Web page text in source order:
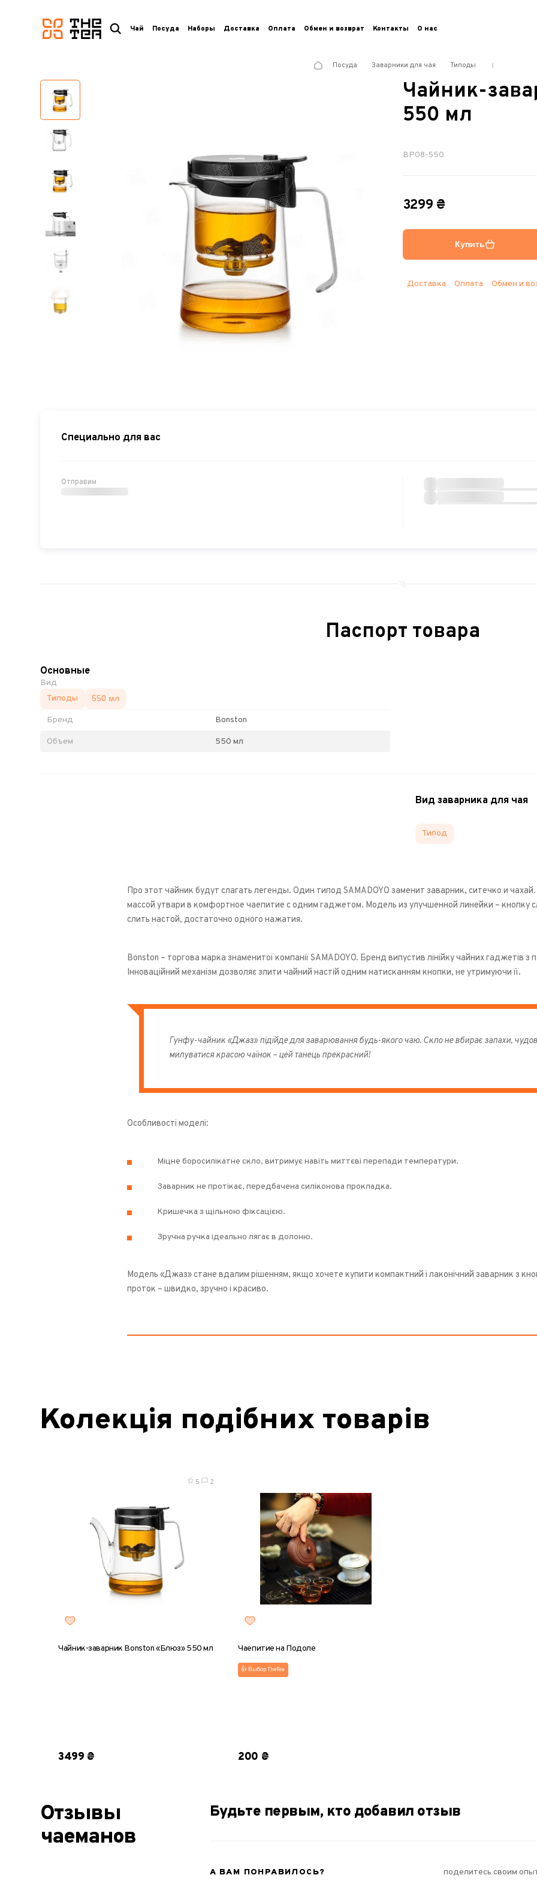
логотип
Чай Посуда Наборы Доставка Оплата Обмен и возврат Контакты О нас
Посуда Заварники для чая Типоды
Чайник-
550 мл
BP08-550
3299 ₴
Купить
Доставка Оплата Обмен и
Специально для вас
Отправим
Паспорт товара
Основные
Вид
Типоды
550 мл
Бренд Bonston
Объем 550 мл
Вид заварника для чая
Типод
Про этот чайник будут слагать легенды. Один типод SAMADOYO заменит заварник, ситечко и
массой утвари в комфортное чаепитие с одним гаджетом. Модель из улучшенной линейки – кнопку
слить настой, достаточно одного нажатия.
Bonston – торгова марка знаменитої компанії SAMADOYO. Бренд випустив лінійку чайних гаджетів
Інноваційний механізм дозволяє злити чайний настій одним натисканням кнопки, не утримуючи її.
Гунфу-чайник «Джаз» підійде для заварювання будь-якого чаю. Скло не вбирає запахи,
милуватися красою чаїнок – цей танець прекрасний!
Особливості моделі:
Міцне боросилікатне скло, витримує навіть миттєві перепади температури.
Заварник не протікає, передбачена силіконова прокладка.
Кришечка з щільною фіксацією.
Зручна ручка ідеально лягає в долоню.
Модель «Джаз» стане вдалим рішенням, якщо хочете купити компактний і лаконічний заварник з
проток – швидко, зручно і красиво.
Колекція подібних товарів
5 2
Чайник-заварник Bonston «Блюз» 550 мл
3499 ₴
Чаепитие на Подоле
👍 Выбор TheTea
200 ₴
Отзывы
чаеманов
Будьте первым, кто добавил отзыв
А ВАМ ПОНРАВИЛОСЬ? поделитесь своим